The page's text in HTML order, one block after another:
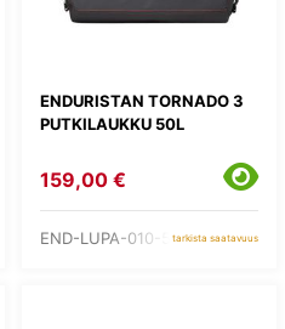
ENDURISTAN TORNADO 3
PUTKILAUKKU 50L
159,00 €
END-LUPA-010-50tarkista saatavuus